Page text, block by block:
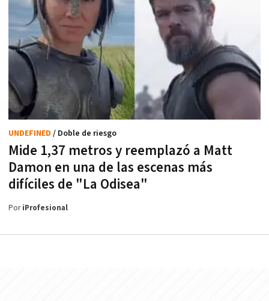
Mide 1,37 metros y reemplazó a Matt
Damon en una de las escenas más
difíciles de "La Odisea"
UNDEFINED / Doble de riesgo
PoriProfesional